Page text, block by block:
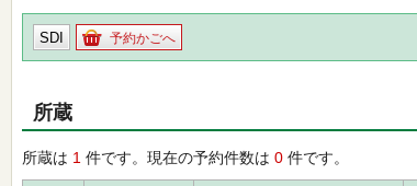
SDI 予約かごへ
所蔵
所蔵は 1 件です。現在の予約件数は 0 件です。